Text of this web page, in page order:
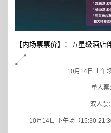
【内场票票价】：五星级酒店
10月14日 上午
单人
双人票
10月14日 下午场（15:30-